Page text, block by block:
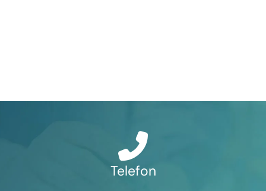
Telefon